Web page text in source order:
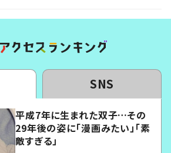
SNS
平成7年に生まれた双子…その
29年後の姿に「漫画みたい」「素
敵すぎる」